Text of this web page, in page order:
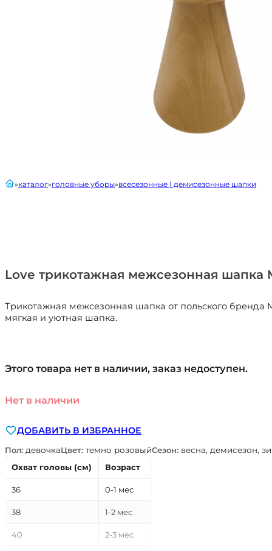
Love трикотажная межсезонная шапка
Трикотажная межсезонная шапка от польского бренда
мягкая и уютная шапка.
главнаякаталог головные уборы всесезонные | демисезонные шапки
Этого товара нет в наличии, заказ недоступен.
Нет в наличии
ДОБАВИТЬ В ИЗБРАННОЕ
Пол: девочкаЦвет: темно розовыйСезон: весна, демисезон,
Охват головы (см)
Возраст
36 0-1 мес
38 1-2 мес
40 2-3 мес